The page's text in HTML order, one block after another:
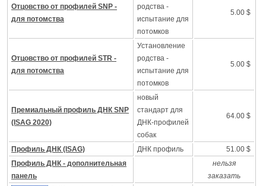
Отцовство от профилей SNP -
для потомства
родства -
испытание для
потомков
5.00 $
Отцовство от профилей STR -
для потомства
Установление
родства -
испытание для
потомков
5.00 $
Премиальный профиль ДНК SNP
(ISAG 2020)
новый
стандарт для
ДНК-профилей
собак
64.00 $
Профиль ДНК (ISAG) ДНК профиль
51.00 $
Профиль ДНК - дополнительная
панель
нельзя
заказать